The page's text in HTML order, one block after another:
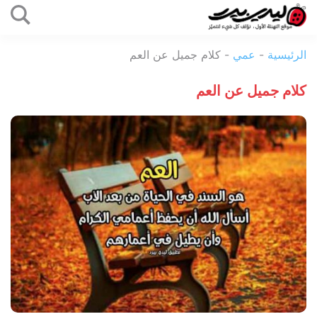
المحتوى
بيرد
الرئيسية - عمي - كلام جميل عن العم
كلام جميل عن العم